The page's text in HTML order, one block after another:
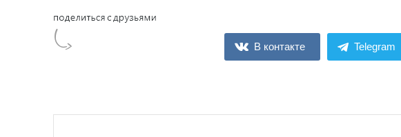
В контакте Telegram